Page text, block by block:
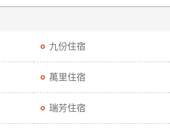
九份住宿
萬里住宿
瑞芳住宿